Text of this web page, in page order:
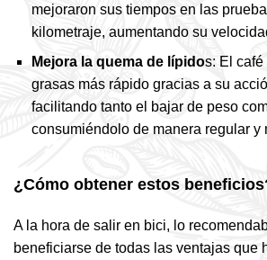
mejoraron sus tiempos en las
kilometraje, aumentando su
Mejora la quema de lípidos: El
grasas más rápido gracias a su
facilitando tanto el bajar de peso
consumiéndolo de manera regular y
¿Cómo obtener estos
A la hora de salir en bici, lo
beneficiarse de todas las ventajas que